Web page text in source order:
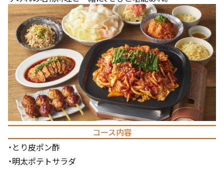
コース内容
・とり皮ポン酢
・明太ポテトサラダ